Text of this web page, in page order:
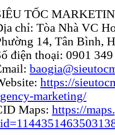
TỐC
chỉ: Tòa Nhà VC
14, Tân Bình,
điện thoại: 0901
https://
marketing/
Maps: https://